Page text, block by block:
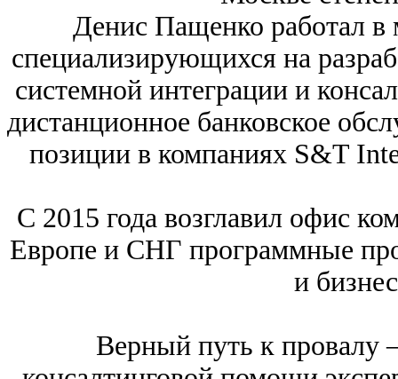
Денис Пащенко работал
специализирующихся на
системной интеграции и
дистанционное банковское
позиции в компаниях S&T
С 2015 года возглавил офис
Европе и СНГ программные
и
Верный путь к провалу